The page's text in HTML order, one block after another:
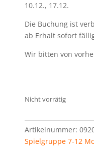
10.12., 17.12.
Die Buchung ist
ab Erhalt sofort
Wir bitten von
Nicht vorrätig
Artikelnummer:
Spielgruppe 7-12